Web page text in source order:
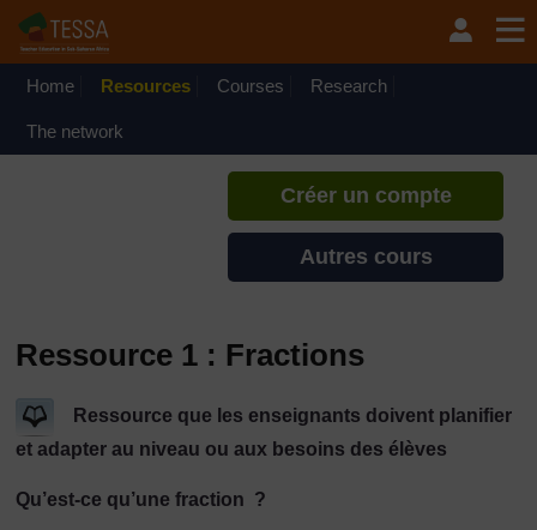
Home Resources Courses Research
The network
Si vous créez un compte, vous
pouvez établir un profil
Créer un compte
Autres cours
Ressource 1 : Fractions
Ressource que les enseignants doivent planifier
et adapter au niveau ou aux besoins des élèves
Qu’est-ce qu’une fraction ?